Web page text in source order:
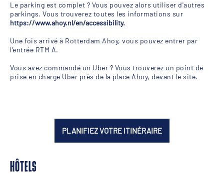
Le parking est complet ? Vous pouvez alors utiliser d'autres
parkings. Vous trouverez toutes les informations sur
https://www.ahoy.nl/en/accessibility.
Une fois arrivé à Rotterdam Ahoy, vous pouvez entrer par
l'entrée RTM A.
Vous avez commandé un Uber ? Vous trouverez un point de
prise en charge Uber près de la place Ahoy, devant le site.
PLANIFIEZ VOTRE ITINÉRAIRE
HÔTELS